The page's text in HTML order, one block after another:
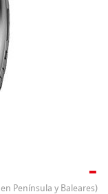
-
Península y Baleares)